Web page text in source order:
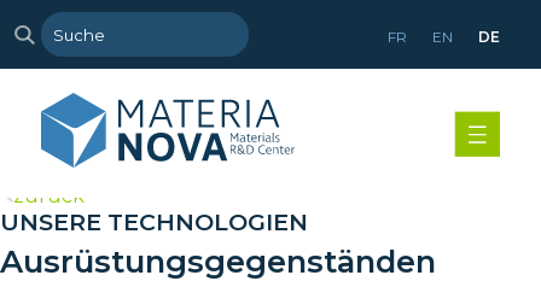
FR EN DE
zurück
UNSERE TECHNOLOGIEN
Ausrüstungsgegenständen